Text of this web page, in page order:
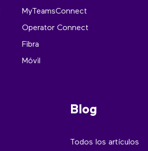
MyTeamsConnect
Operator Connect
Fibra
Móvil
Blog
Todos los artículos